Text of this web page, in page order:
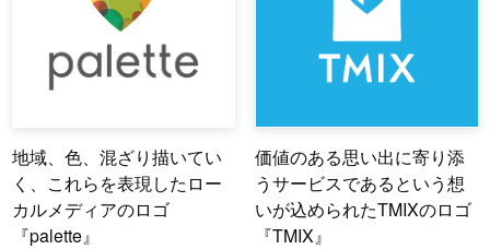
地域、色、混ざり描いてい
く、これらを表現したロー
カルメディアのロゴ
『palette』
価値のある思い出に寄り添
うサービスであるという想
いが込められたTMIXのロゴ
『TMIX』